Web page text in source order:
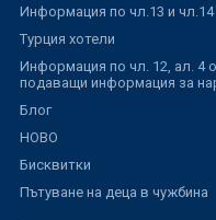
Информация по чл.13 и чл.14
Турция хотели
Информация по чл. 12, ал. 4
подаващи информация за
Блог
НОВО
Бисквитки
Пътуване на деца в чужбина